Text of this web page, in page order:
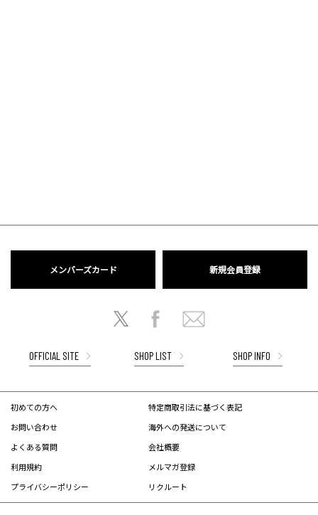
メンバーズカード 新規会員登録
OFFICIAL SITE SHOP LIST SHOP INFO
初めての方へ
お問い合わせ
よくある質問
利用規約
プライバシーポリシー
特定商取引法に基づく表記
海外への発送について
会社概要
メルマガ登録
リクルート